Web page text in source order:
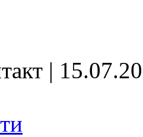
|